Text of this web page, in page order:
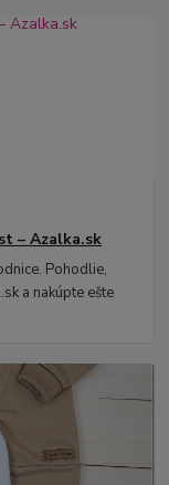
– Azalka.sk
Pohodlie,
a nakúpte ešte